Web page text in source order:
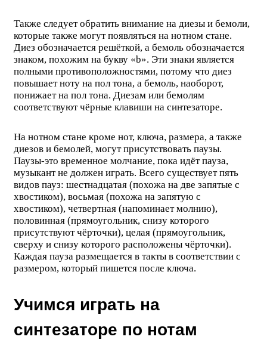
Также следует обратить внимание на диезы и бемоли,
которые также могут появляться на нотном стане.
Диез обозначается решёткой, а бемоль обозначается
знаком, похожим на букву «b». Эти знаки является
полными противоположностями, потому что диез
повышает ноту на пол тона, а бемоль, наоборот,
понижает на пол тона. Диезам или бемолям
соответствуют чёрные клавиши на синтезаторе.
На нотном стане кроме нот, ключа, размера, а также
диезов и бемолей, могут присутствовать паузы.
Паузы-это временное молчание, пока идёт пауза,
музыкант не должен играть. Всего существует пять
видов пауз: шестнадцатая (похожа на две запятые с
хвостиком), восьмая (похожа на запятую с
хвостиком), четвертная (напоминает молнию),
половинная (прямоугольник, снизу которого
присутствуют чёрточки), целая (прямоугольник,
сверху и снизу которого расположены чёрточки).
Каждая пауза размещается в такты в соответствии с
размером, который пишется после ключа.
Учимся играть на
синтезаторе по нотам